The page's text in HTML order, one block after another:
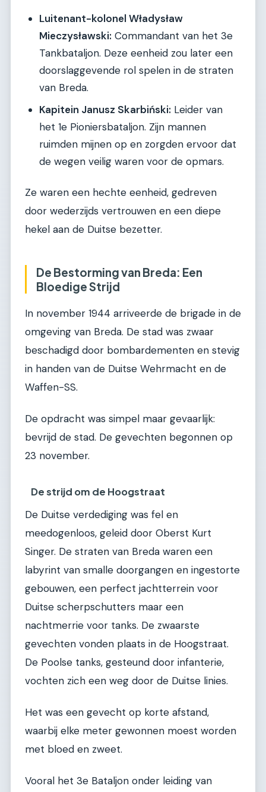
Luitenant-kolonel Władysław
Mieczysławski: Commandant van het 3e
Tankbataljon. Deze eenheid zou later een
doorslaggevende rol spelen in de straten
van Breda.
Kapitein Janusz Skarbiński: Leider van
het 1e Pioniersbataljon. Zijn mannen
ruimden mijnen op en zorgden ervoor dat
de wegen veilig waren voor de opmars.
Ze waren een hechte eenheid, gedreven
door wederzijds vertrouwen en een diepe
hekel aan de Duitse bezetter.
De Bestorming van Breda: Een
Bloedige Strijd
In november 1944 arriveerde de brigade in de
omgeving van Breda. De stad was zwaar
beschadigd door bombardementen en stevig
in handen van de Duitse Wehrmacht en de
Waffen-SS.
De opdracht was simpel maar gevaarlijk:
bevrijd de stad. De gevechten begonnen op
23 november.
De strijd om de Hoogstraat
De Duitse verdediging was fel en
meedogenloos, geleid door Oberst Kurt
Singer. De straten van Breda waren een
labyrint van smalle doorgangen en ingestorte
gebouwen, een perfect jachtterrein voor
Duitse scherpschutters maar een
nachtmerrie voor tanks. De zwaarste
gevechten vonden plaats in de Hoogstraat.
De Poolse tanks, gesteund door infanterie,
vochten zich een weg door de Duitse linies.
Het was een gevecht op korte afstand,
waarbij elke meter gewonnen moest worden
met bloed en zweet.
Vooral het 3e Bataljon onder leiding van